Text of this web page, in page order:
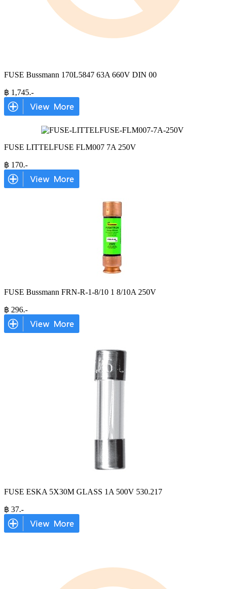
FUSE Bussmann 170L5847 63A 660V DIN 00
฿ 1,745.-
FUSE LITTELFUSE FLM007 7A 250V
฿ 170.-
FUSE Bussmann FRN-R-1-8/10 1 8/10A 250V
฿ 296.-
FUSE ESKA 5X30M GLASS 1A 500V 530.217
฿ 37.-